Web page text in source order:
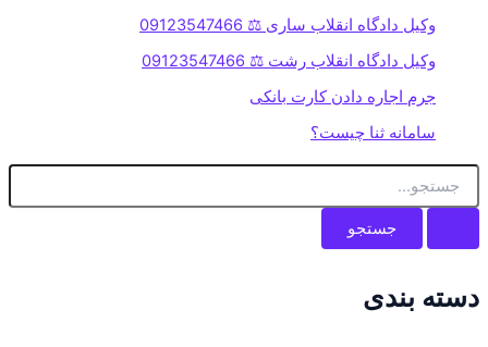
وکیل دادگاه انقلاب ساری ⚖️ 09123547466
وکیل دادگاه انقلاب رشت ⚖️ 09123547466
جرم اجاره دادن کارت بانکی
سامانه ثنا چیست؟
ج
ت
ر
دسته بندی